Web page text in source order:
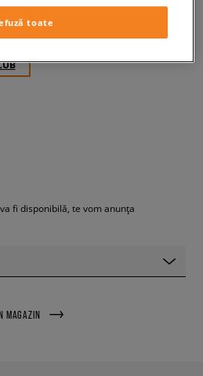
fi disponibilă, te vom anunța
MAGAZIN
toate